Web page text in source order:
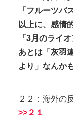
「フルーツバ
以上に、感情
「3月のライ
あとは「灰羽
より」なんか
２２：海外の
>>２１